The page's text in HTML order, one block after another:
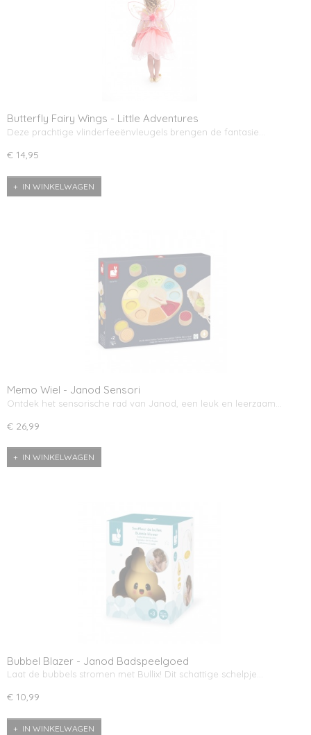
Butterfly Fairy Wings - Little Adventures
Deze prachtige vlinderfeeënvleugels brengen de fantasie…
€ 14,95
IN WINKELWAGEN
Memo Wiel - Janod Sensori
Ontdek het sensorische rad van Janod, een leuk en leerzaam…
€ 26,99
IN WINKELWAGEN
Bubbel Blazer - Janod Badspeelgoed
Laat de bubbels stromen met Bullix! Dit schattige schelpje…
€ 10,99
IN WINKELWAGEN